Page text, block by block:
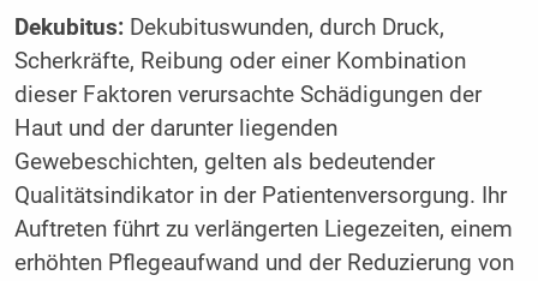
Dekubitus:Dekubituswunden, durch Druck,
Scherkräfte, Reibung oder einer Kombination
dieser Faktoren verursachte Schädigungen der
Haut und der darunter liegenden
Gewebeschichten, gelten als bedeutender
Qualitätsindikator in der Patientenversorgung. Ihr
Auftreten führt zu verlängerten Liegezeiten, einem
erhöhten Pflegeaufwand und der Reduzierung von